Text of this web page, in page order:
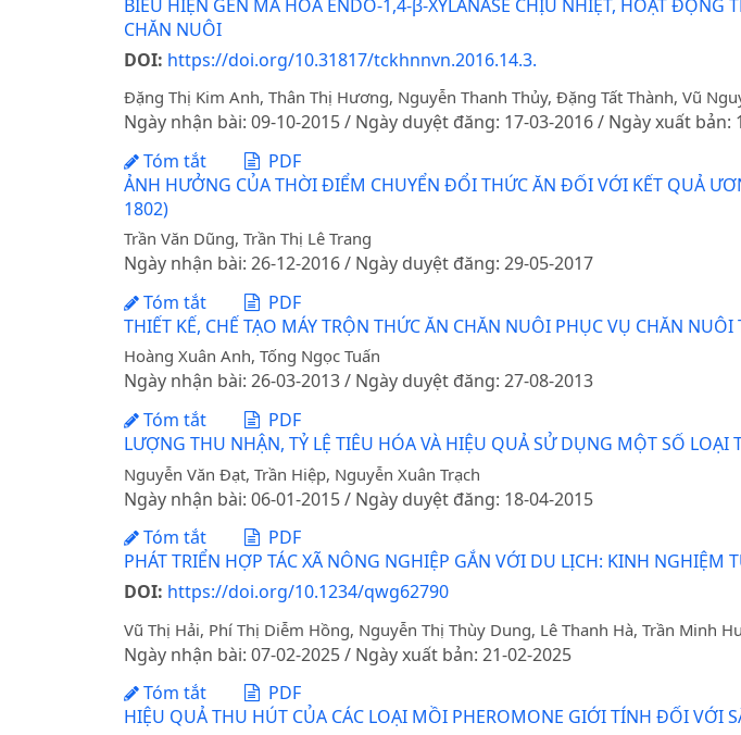
BIỂU HIỆN GEN MÃ HÓA ENDO-1,4-β-XYLANASE CHỊU NHIỆT, HOẠT
CHĂN NUÔI
DOI: https://doi.org/10.31817/tckhnnvn.2016.14.3.
Đặng Thị Kim Anh, Thân Thị Hương, Nguyễn Thanh Thủy, Đặng Tất Thành, Vũ
Ngày nhận bài: 09-10-2015 / Ngày duyệt đăng: 17-03-2016 / Ngày xuất bản:
Tóm tắt
PDF
ẢNH HƯỞNG CỦA THỜI ĐIỂM CHUYỂN ĐỔI THỨC ĂN ĐỐI VỚI KẾT QUẢ
1802)
Trần Văn Dũng, Trần Thị Lê Trang
Ngày nhận bài: 26-12-2016 / Ngày duyệt đăng: 29-05-2017
Tóm tắt
PDF
THIẾT KẾ, CHẾ TẠO MÁY TRỘN THỨC ĂN CHĂN NUÔI PHỤC VỤ CHĂN
Hoàng Xuân Anh, Tống Ngọc Tuấn
Ngày nhận bài: 26-03-2013 / Ngày duyệt đăng: 27-08-2013
Tóm tắt
PDF
LƯỢNG THU NHẬN, TỶ LỆ TIÊU HÓA VÀ HIỆU QUẢ SỬ DỤNG MỘT SỐ
Nguyễn Văn Đạt, Trần Hiệp, Nguyễn Xuân Trạch
Ngày nhận bài: 06-01-2015 / Ngày duyệt đăng: 18-04-2015
Tóm tắt
PDF
PHÁT TRIỂN HỢP TÁC XÃ NÔNG NGHIỆP GẮN VỚI DU LỊCH: KINH
DOI: https://doi.org/10.1234/qwg62790
Vũ Thị Hải, Phí Thị Diễm Hồng, Nguyễn Thị Thùy Dung, Lê Thanh Hà, Trần Minh
Ngày nhận bài: 07-02-2025 / Ngày xuất bản: 21-02-2025
Tóm tắt
PDF
HIỆU QUẢ THU HÚT CỦA CÁC LOẠI MỒI PHEROMONE GIỚI TÍNH ĐỐI VỚI